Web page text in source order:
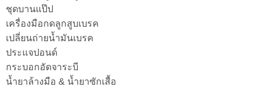
ชุดบานแป๊ป
เครื่องมือกดลูกสูบเบรค
เปลี่ยนถ่ายน้ำมันเบรค
ประแจปอนด์
กระบอกอัดจาระบี
น้ำยาล้างมือ & น้ำยาซักเสื้อ